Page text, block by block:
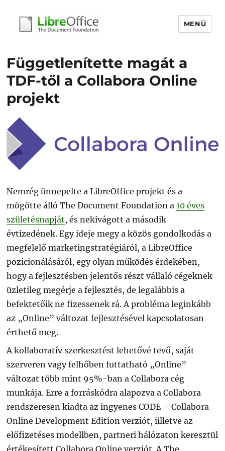
MENÜ
Függetlenítette magát a
TDF-től a Collabora Online
projekt
Nemrég ünnepelte a LibreOffice projekt és a
mögötte álló The Document Foundation a10 éves
születésnapját, és nekivágott a második
évtizedének. Egy ideje megy a közös gondolkodás a
megfelelő marketingstratégiáról, a LibreOffice
pozicionálásáról, egy olyan működés érdekében,
hogy a fejlesztésben jelentős részt vállaló cégeknek
üzletileg megérje a fejlesztés, de legalábbis a
befektetőik ne fizessenek rá. A probléma leginkább
az „Online” változat fejlesztésével kapcsolatosan
érthető meg.
A kollaboratív szerkesztést lehetővé tevő, saját
szerveren vagy felhőben futtatható „Online”
változat több mint 95%-ban a Collabora cég
munkája. Erre a forráskódra alapozva a Collabora
rendszeresen kiadta az ingyenes CODE – Collabora
Online Development Edition verziót, iilletve az
előfizetéses modellben, partneri hálózaton keresztül